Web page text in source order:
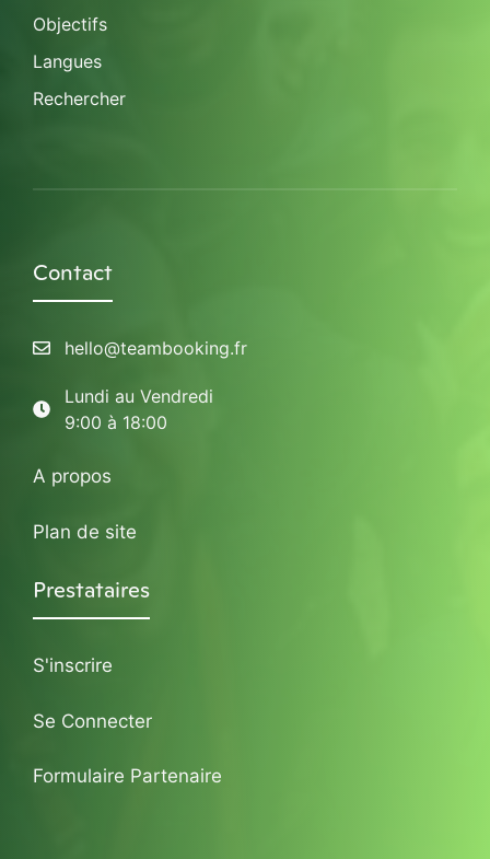
Objectifs
Langues
Rechercher
Contact
hello@teambooking.fr
Lundi au Vendredi
9:00 à 18:00
A propos
Plan de site
Prestataires
S'inscrire
Se Connecter
Formulaire Partenaire